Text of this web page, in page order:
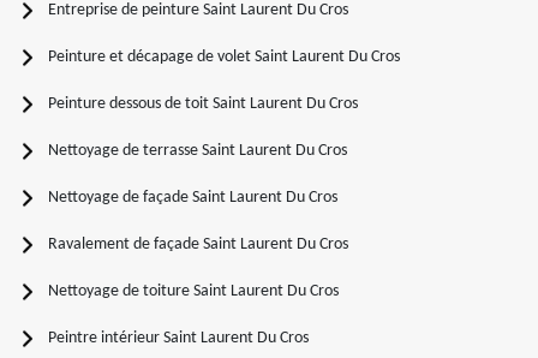
Entreprise de peinture Saint Laurent Du Cros
Peinture et décapage de volet Saint Laurent Du Cros
Peinture dessous de toit Saint Laurent Du Cros
Nettoyage de terrasse Saint Laurent Du Cros
Nettoyage de façade Saint Laurent Du Cros
Ravalement de façade Saint Laurent Du Cros
Nettoyage de toiture Saint Laurent Du Cros
Peintre intérieur Saint Laurent Du Cros